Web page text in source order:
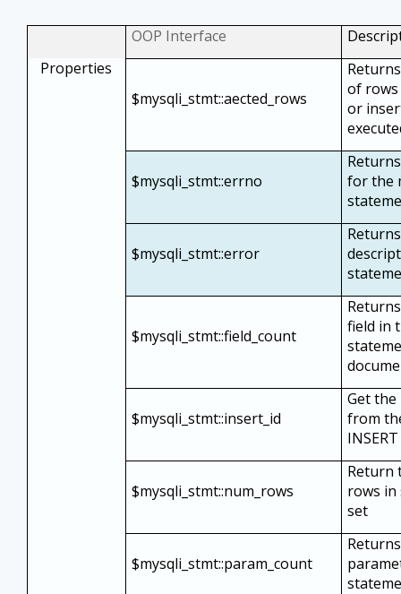
OOP Interface
Properties
$mysqli_stmt::affected_rows
of rows
or
$mysqli_stmt::errno
for the
$mysqli_stmt::error
$mysqli_stmt::field_count
field in
$mysqli_stmt::insert_id
Get
from
$mysqli_stmt::num_rows
Return
rows
set
$mysqli_stmt::param_count